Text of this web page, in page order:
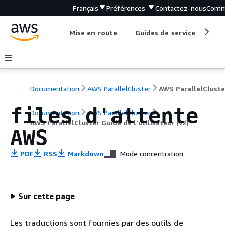
Français Préférences Contactez-nous
Mise en route Guides de service
Documentation AWS ParallelCluster
Documentation
AWS ParallelCluster
AWS ParallelCluster Guide de l'utilisateur (v2)
files d'attente
AWS
PDF RSS Markdown Mode concentration
Sur cette page
Les traductions sont fournies par des outils de